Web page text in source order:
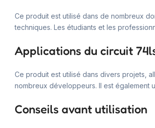
Ce produit est utilisé dans de nombreux
techniques. Les étudiants et les
Applications du circuit
Ce produit est utilisé dans divers projets,
nombreux développeurs. Il est également
Conseils avant utilisation